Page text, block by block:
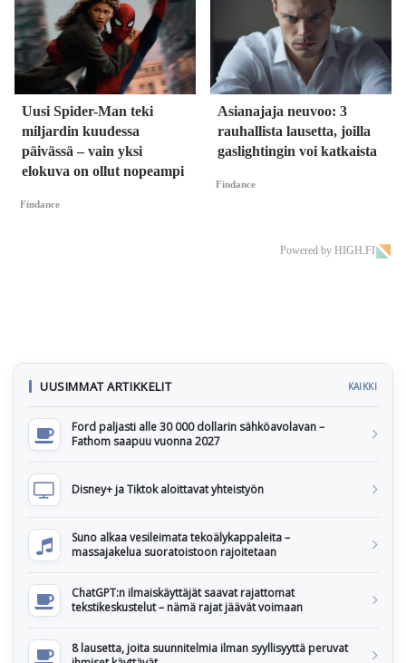
Uusi Spider-Man teki
miljardin kuudessa
päivässä – vain yksi
elokuva on ollut nopeampi
Findance
Asianajaja neuvoo: 3
rauhallista lausetta, joilla
gaslightingin voi katkaista
Findance
Powered by HIGH.FI
UUSIMMAT ARTIKKELIT KAIKKI
Ford paljasti alle 30 000 dollarin sähköavolavan –
Fathom saapuu vuonna 2027
Disney+ ja Tiktok aloittavat yhteistyön
Suno alkaa vesileimata tekoälykappaleita –
massajakelua suoratoistoon rajoitetaan
ChatGPT:n ilmaiskäyttäjät saavat rajattomat
tekstikeskustelut – nämä rajat jäävät voimaan
8 lausetta, joita suunnitelmia ilman syyllisyyttä peruvat